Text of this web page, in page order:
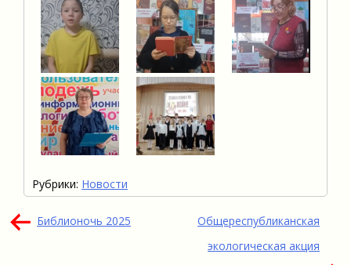
Рубрики: Новости
Навигация
Библионочь 2025
Общереспубликанская
экологическая акция